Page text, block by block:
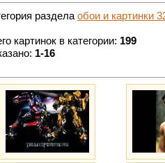
раздела обои и картинки
картинок в категории: 199
1-16